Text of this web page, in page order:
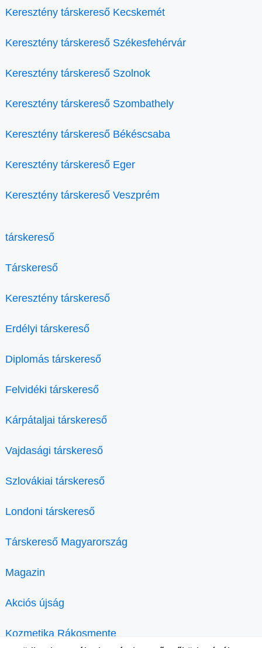
Keresztény társkereső Kecskemét
Keresztény társkereső Székesfehérvár
Keresztény társkereső Szolnok
Keresztény társkereső Szombathely
Keresztény társkereső Békéscsaba
Keresztény társkereső Eger
Keresztény társkereső Veszprém
társkereső
Társkereső
Keresztény társkereső
Erdélyi társkereső
Diplomás társkereső
Felvidéki társkereső
Kárpátaljai társkereső
Vajdasági társkereső
Szlovákiai társkereső
Londoni társkereső
Társkereső Magyarország
Magazin
Akciós újság
Kozmetika Rákosmente